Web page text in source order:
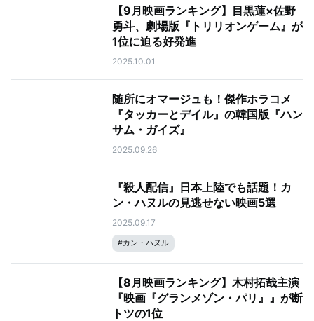
【9月映画ランキング】目黒蓮×佐野
勇斗、劇場版『トリリオンゲーム』が
1位に迫る好発進
2025.10.01
随所にオマージュも！傑作ホラコメ
『タッカーとデイル』の韓国版『ハン
サム・ガイズ』
2025.09.26
『殺人配信』日本上陸でも話題！カ
ン・ハヌルの見逃せない映画5選
2025.09.17
#カン・ハヌル
【8月映画ランキング】木村拓哉主演
『映画『グランメゾン・パリ』』が断
トツの1位